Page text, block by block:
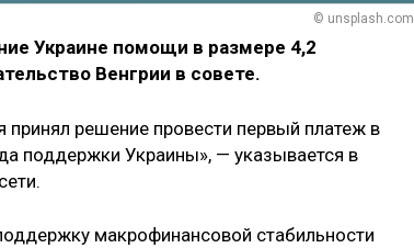
© unsplash.com
Украине помощи в размере 4,2
Венгрии в совете.
решение провести первый платеж в
поддержки Украины», — указывается в
макрофинансовой стабильности